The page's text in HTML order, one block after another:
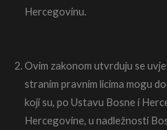
Hercegovinu.
Ovim zakonom utvrduju se
stranim pravnim licima mogu
koji su, po Ustavu Bosne i
Hercegovine, u nadležnosti